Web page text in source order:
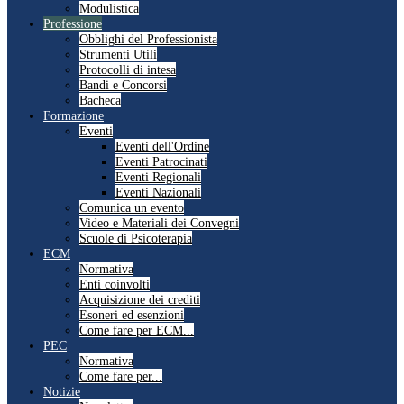
Modulistica
Professione
Obblighi del Professionista
Strumenti Utili
Protocolli di intesa
Bandi e Concorsi
Bacheca
Formazione
Eventi
Eventi dell'Ordine
Eventi Patrocinati
Eventi Regionali
Eventi Nazionali
Comunica un evento
Video e Materiali dei Convegni
Scuole di Psicoterapia
ECM
Normativa
Enti coinvolti
Acquisizione dei crediti
Esoneri ed esenzioni
Come fare per ECM...
PEC
Normativa
Come fare per...
Notizie